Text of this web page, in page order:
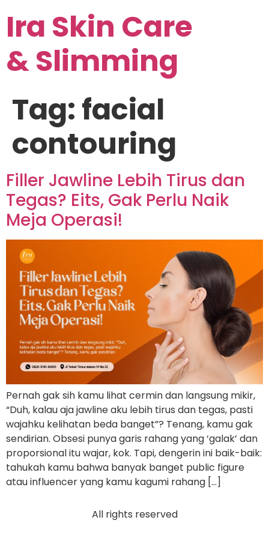
Ira Skin Care
& Slimming
Tag:facial
contouring
Filler Jawline Lebih Tirus dan
Tegas? Eits, Gak Perlu Naik
Meja Operasi!
Pernah gak sih kamu lihat cermin dan langsung mikir,
“Duh, kalau aja jawline aku lebih tirus dan tegas, pasti
wajahku kelihatan beda banget”? Tenang, kamu gak
sendirian. Obsesi punya garis rahang yang ‘galak’ dan
proporsional itu wajar, kok. Tapi, dengerin ini baik-baik:
tahukah kamu bahwa banyak banget public figure
atau influencer yang kamu kagumi rahang […]
All rights reserved